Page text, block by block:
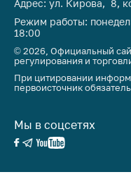
ведения
Рекомендации
COVID-19 для
питания,
обслуживания
Обучение по
Адрес: ул. Кирова, 8,
Режим работы:
18:00
© 2026, Официальный
регулирования и
При цитировании
первоисточник
Мы в соцсетях